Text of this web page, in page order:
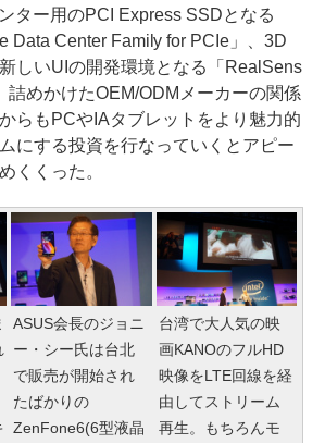
ター用のPCI Express SSDとなる
Data Center Family for PCIe」、3D
しいUIの開発環境となる「RealSens
詰めかけたOEM/ODMメーカーの関係
らもPCやIAタブレットをより魅力的
にする投資を行なっていくとアピー
くくった。
ASUS会長のジョニ
ー・シー氏は台北
で販売が開始され
たばかりの
ZenFone6(6型液晶
台湾で大人気の映
画KANOのフルHD
映像をLTE回線を経
由してストリーム
再生。もちろんモ